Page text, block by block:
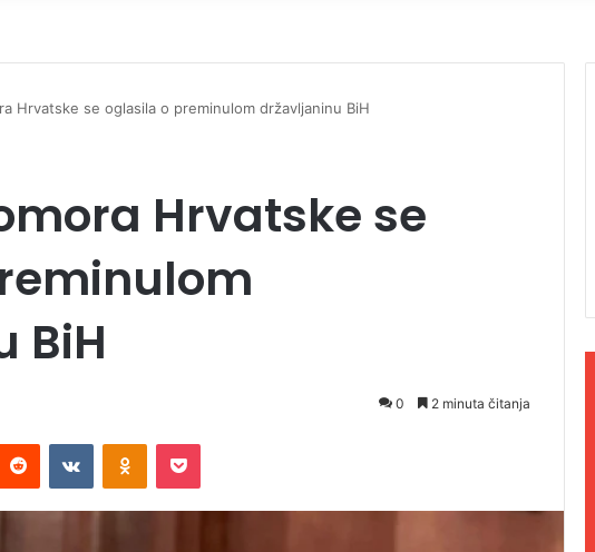
Hrvatske se oglasila o preminulom državljaninu BiH
Hrvatske se
BiH
0 2 minuta čitanja